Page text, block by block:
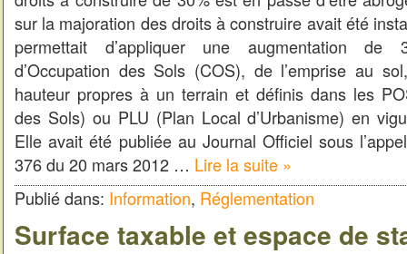
sur la majoration des droits à construire avait été
permettait d’appliquer une augmentation de
d’Occupation des Sols (COS), de l’emprise au
hauteur propres à un terrain et définis dans les
des Sols) ou PLU (Plan Local d’Urbanisme) en
Elle avait été publiée au Journal Officiel sous
376 du 20 mars 2012 … Lire la suite »
Publié dans: Information, Réglementation
Surface taxable et espace de